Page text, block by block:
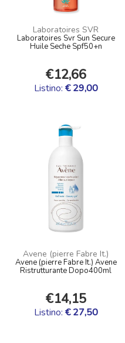
Laboratoires SVR
Laboratoires Svr Sun Secure
Huile Seche Spf50+n
€12,66
Listino: € 29,00
Avene (pierre Fabre It.)
Avene (pierre Fabre It.) Avene
Ristrutturante Dopo400ml
€14,15
Listino: € 27,50